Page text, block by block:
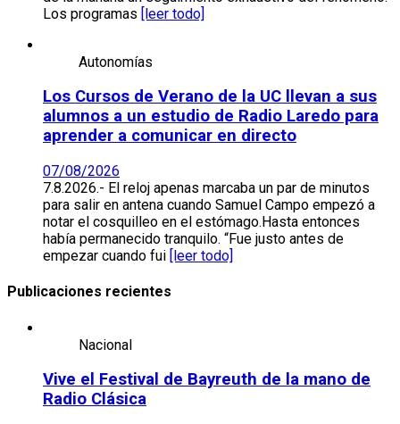
Los programas [leer todo]
Autonomías
Los Cursos de Verano de la UC llevan a sus
alumnos a un estudio de Radio Laredo para
aprender a comunicar en directo
07/08/2026
7.8.2026.- El reloj apenas marcaba un par de minutos
para salir en antena cuando Samuel Campo empezó a
notar el cosquilleo en el estómago.Hasta entonces
había permanecido tranquilo. “Fue justo antes de
empezar cuando fui [leer todo]
Publicaciones recientes
Nacional
Vive el Festival de Bayreuth de la mano de
Radio Clásica